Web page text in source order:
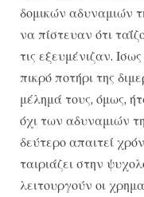
δομικών αδυναμιών
να πίστευαν ότι
τις εξευμένιζαν.
πικρό ποτήρι της
μέλημά τους, όμως,
όχι των αδυναμιών
δεύτερο απαιτεί
ταιριάζει στην
λειτουργούν οι